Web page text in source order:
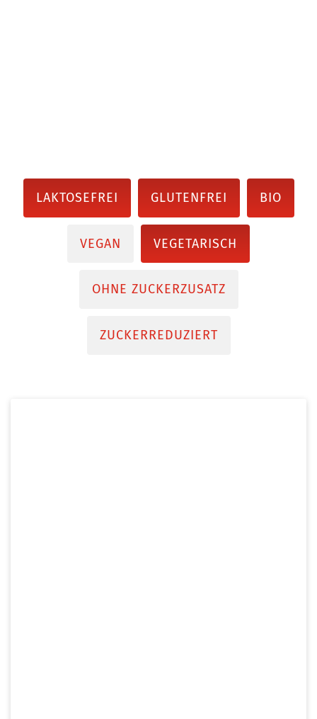
LAKTOSEFREI GLUTENFREI BIO
VEGAN VEGETARISCH
OHNE ZUCKERZUSATZ
ZUCKERREDUZIERT